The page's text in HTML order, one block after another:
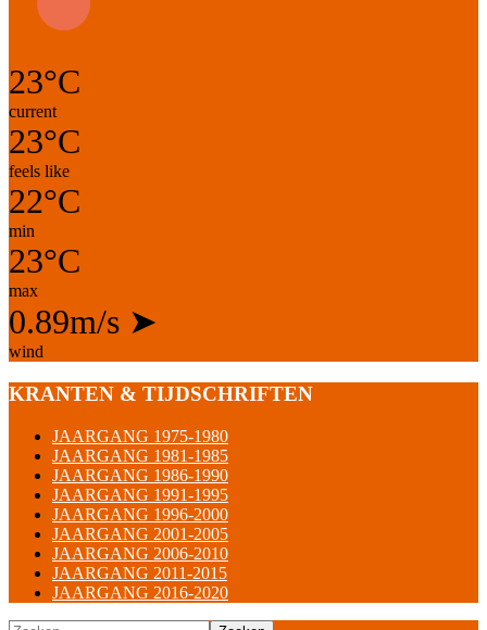
23°C
current
23°C
feels like
22°C
min
23°C
max
0.89m/s ➤
wind
KRANTEN & TIJDSCHRIFTEN
JAARGANG 1975-1980
JAARGANG 1981-1985
JAARGANG 1986-1990
JAARGANG 1991-1995
JAARGANG 1996-2000
JAARGANG 2001-2005
JAARGANG 2006-2010
JAARGANG 2011-2015
JAARGANG 2016-2020